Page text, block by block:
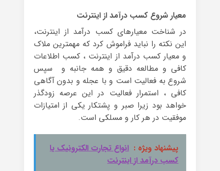
معیار شروع کسب درآمد از اینترنت
در شناخت معیارهای کسب درآمد از اینترنت،
این نکته را نباید فراموش کرد که مهمترین ملاک
و معیار کسب درآمد از اینترنت ، کسب اطلاعات
کافی و مطالعه دقیق و همه جانبه و سپس
شروع به فعالیت است و با عجله و بدون آگاهی
کافی ، استمرار فعالیت در این عرصه زودگذر
خواهد بود زیرا صبر و پشتکار یکی از امتیازات
موفقیت در هر کار و مسلکی است.
پیشنهاد ویژه : انواع تجارت الکترونیک یا
کسب درآمد از اینترنت